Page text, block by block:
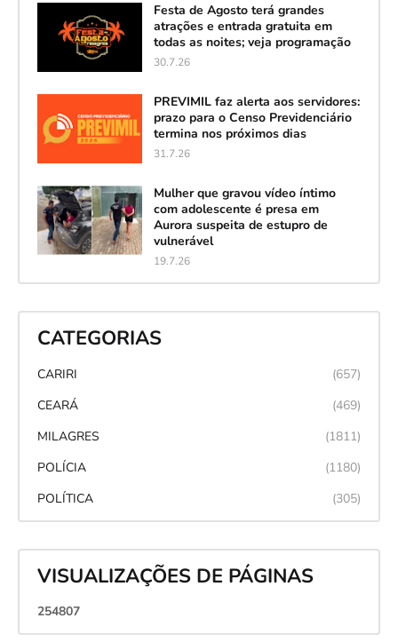
Festa de Agosto terá grandes
atrações e entrada gratuita em
todas as noites; veja programação
30.7.26
PREVIMIL faz alerta aos servidores:
prazo para o Censo Previdenciário
termina nos próximos dias
31.7.26
Mulher que gravou vídeo íntimo
com adolescente é presa em
Aurora suspeita de estupro de
vulnerável
19.7.26
CATEGORIAS
CARIRI
(657)
CEARÁ
(469)
MILAGRES
(1811)
POLÍCIA
(1180)
POLÍTICA
(305)
VISUALIZAÇÕES DE PÁGINAS
254807